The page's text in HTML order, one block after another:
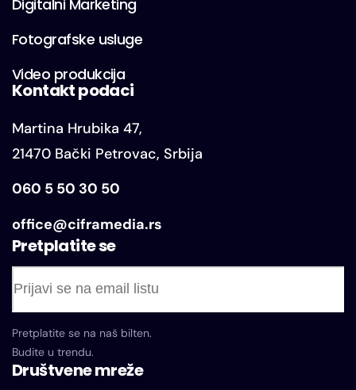
Digitalni Marketing
Fotografske usluge
Video produkcija
Kontakt podaci
Martina Hrubika 47,
21470 Bački Petrovac, Srbija
060 5 50 30 50
office@ciframedia.rs
Pretplatite se
Pretplatite se na naš bilten.
Budite u trendu.
Društvene mreže